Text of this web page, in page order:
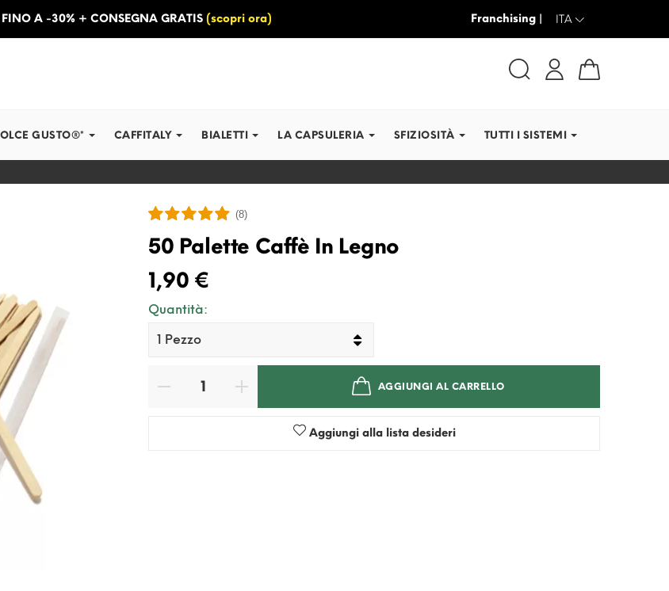
FINO A -30% + CONSEGNA GRATIS (scopri ora) SPEDIAMO IN TEMPI
Franchising | ITA
GUSTO®* CAFFITALY BIALETTI LA CAPSULERIA SFIZIOSITÀ TUTTI I SISTEMI
(8)
50 Palette Caffè In Legno
1,90 €
Quantità:
AGGIUNGI AL CARRELLO
Aggiungi alla lista desideri